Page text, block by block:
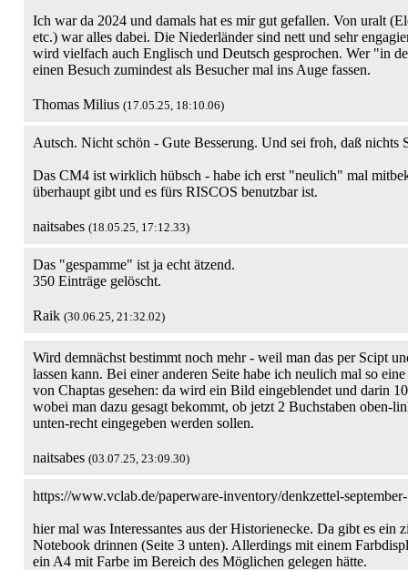
Ich war da 2024 und damals hat es mir gut gefallen. Von uralt
etc.) war alles dabei. Die Niederländer sind nett und sehr
wird vielfach auch Englisch und Deutsch gesprochen. Wer "in
einen Besuch zumindest als Besucher mal ins Auge fassen.
Thomas Milius (17.05.25, 18:10.06)
Autsch. Nicht schön - Gute Besserung. Und sei froh, daß nichts
Das CM4 ist wirklich hübsch - habe ich erst "neulich" mal
überhaupt gibt und es fürs RISCOS benutzbar ist.
naitsabes (18.05.25, 17:12.33)
Das "gespamme" ist ja echt ätzend.
350 Einträge gelöscht.
Raik (30.06.25, 21:32.02)
Wird demnächst bestimmt noch mehr - weil man das per Scipt
lassen kann. Bei einer anderen Seite habe ich neulich mal so
von Chaptas gesehen: da wird ein Bild eingeblendet und darin
wobei man dazu gesagt bekommt, ob jetzt 2 Buchstaben oben-
unten-recht eingegeben werden sollen.
naitsabes (03.07.25, 23:09.30)
https://www.vclab.de/paperware-inventory/denkzettel-
hier mal was Interessantes aus der Historienecke. Da gibt es ein
Notebook drinnen (Seite 3 unten). Allerdings mit einem
ein A4 mit Farbe im Bereich des Möglichen gelegen hätte.